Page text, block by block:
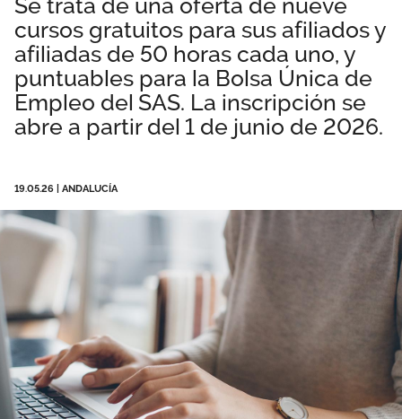
Ventajas
Noticias
Sala de prensa
Empleo
Documentos
Publicaciones
Vídeos
Área privada
Se trata de una oferta de nueve
cursos gratuitos para sus afiliados y
afiliadas de 50 horas cada uno, y
puntuables para la Bolsa Única de
Empleo del SAS. La inscripción se
abre a partir del 1 de junio de 2026.
19.05.26 ANDALUCÍA